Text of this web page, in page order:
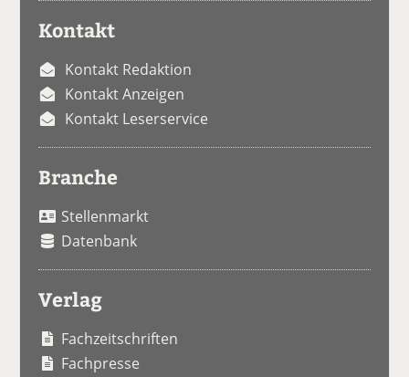
Kontakt
Kontakt Redaktion
Kontakt Anzeigen
Kontakt Leserservice
Branche
Stellenmarkt
Datenbank
Verlag
Fachzeitschriften
Fachpresse